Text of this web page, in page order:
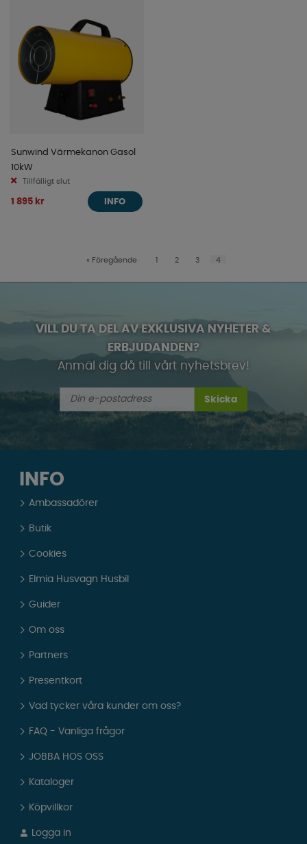
Sunwind Värmekanon Gasol
10kW
Tillfälligt slut
1 895 kr INFO
« Föregående 1 2 3 4
VILL DU TA DEL AV EXKLUSIVA NYHETER &
ERBJUDANDEN?
Anmäl dig då till vårt nyhetsbrev!
Skicka
INFO
Ambassadörer
Butik
Cookies
Elmia Husvagn Husbil
Guider
Om oss
Partners
Presentkort
Vad tycker våra kunder om oss?
FAQ - Vanliga frågor
JOBBA HOS OSS
Kataloger
Köpvillkor
Logga in